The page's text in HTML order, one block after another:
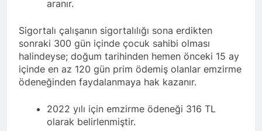
aranır.
Sigortalı çalışanın sigortalılığı sona erdikten
sonraki 300 gün içinde çocuk sahibi olması
halindeyse; doğum tarihinden hemen önceki 15 ay
içinde en az 120 gün prim ödemiş olanlar emzirme
ödeneğinden faydalanmaya hak kazanır.
2022 yılı için emzirme ödeneği 316 TL
olarak belirlenmiştir.